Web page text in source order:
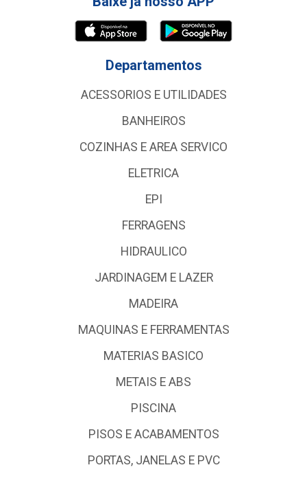
Departamentos
ACESSORIOS E UTILIDADES
BANHEIROS
COZINHAS E AREA SERVICO
ELETRICA
EPI
FERRAGENS
HIDRAULICO
JARDINAGEM E LAZER
MADEIRA
MAQUINAS E FERRAMENTAS
MATERIAS BASICO
METAIS E ABS
PISCINA
PISOS E ACABAMENTOS
PORTAS, JANELAS E PVC